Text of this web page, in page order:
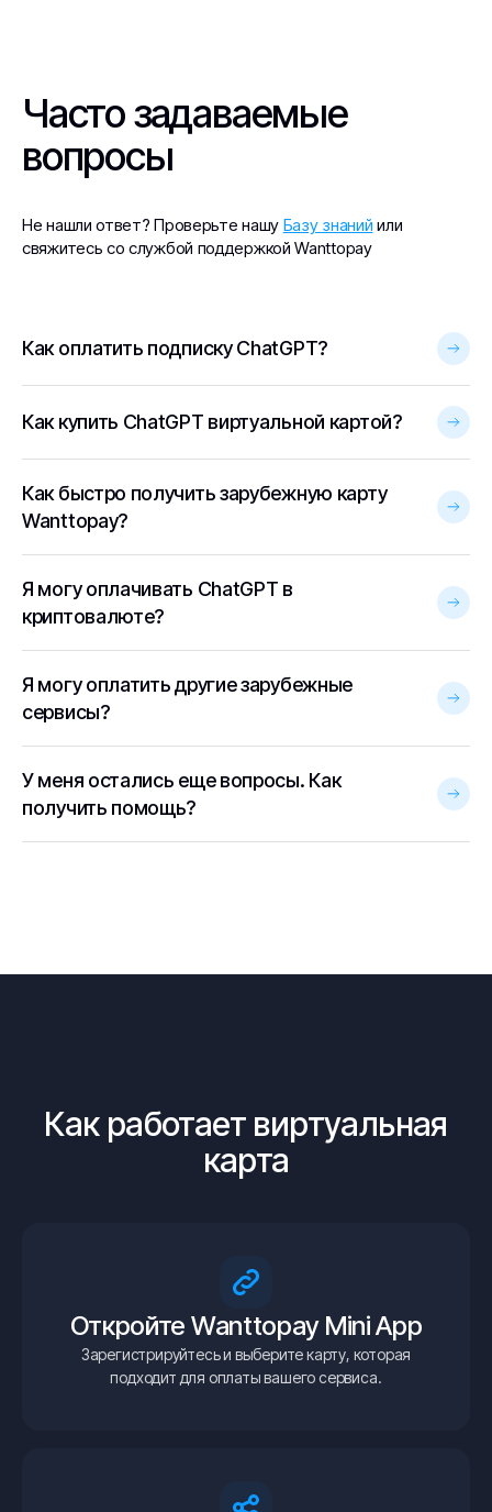
Часто задаваемые
вопросы
Не нашли ответ? Проверьте нашу Базу знаний или
свяжитесь со службой поддержкой Wanttopay
Как оплатить подписку ChatGPT?
Как купить ChatGPT виртуальной картой?
Как быстро получить зарубежную карту
Wanttopay?
Я могу оплачивать ChatGPT в
криптовалюте?
Я могу оплатить другие зарубежные
сервисы?
У меня остались еще вопросы. Как
получить помощь?
Как работает виртуальная
карта
Откройте Wanttopay Mini App
Зарегистрируйтесь и выберите карту, которая
подходит для оплаты вашего сервиса.